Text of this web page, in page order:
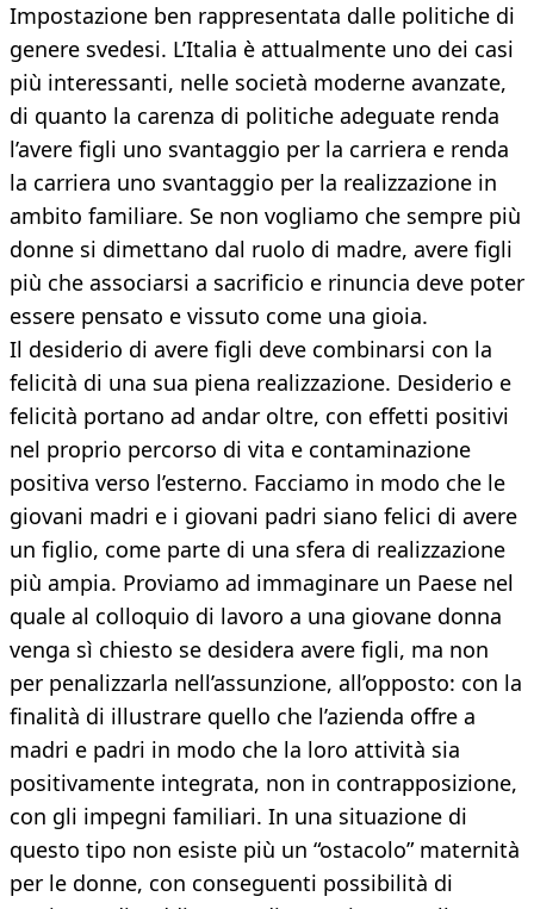
Impostazione ben rappresentata dalle politiche di
genere svedesi. L’Italia è attualmente uno dei casi
più interessanti, nelle società moderne avanzate,
di quanto la carenza di politiche adeguate renda
l’avere figli uno svantaggio per la carriera e renda
la carriera uno svantaggio per la realizzazione in
ambito familiare. Se non vogliamo che sempre più
donne si dimettano dal ruolo di madre, avere figli
più che associarsi a sacrificio e rinuncia deve poter
essere pensato e vissuto come una gioia.
Il desiderio di avere figli deve combinarsi con la
felicità di una sua piena realizzazione. Desiderio e
felicità portano ad andar oltre, con effetti positivi
nel proprio percorso di vita e contaminazione
positiva verso l’esterno. Facciamo in modo che le
giovani madri e i giovani padri siano felici di avere
un figlio, come parte di una sfera di realizzazione
più ampia. Proviamo ad immaginare un Paese nel
quale al colloquio di lavoro a una giovane donna
venga sì chiesto se desidera avere figli, ma non
per penalizzarla nell’assunzione, all’opposto: con la
finalità di illustrare quello che l’azienda offre a
madri e padri in modo che la loro attività sia
positivamente integrata, non in contrapposizione,
con gli impegni familiari. In una situazione di
questo tipo non esiste più un “ostacolo” maternità
per le donne, con conseguenti possibilità di